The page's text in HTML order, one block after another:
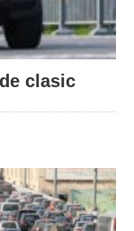
clasic